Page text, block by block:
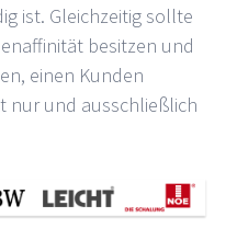
ist. Gleichzeitig sollte
besitzen und
einen Kunden
nur und ausschließlich